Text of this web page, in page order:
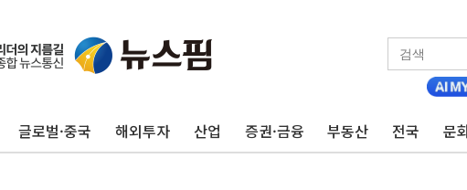
글로벌·중국 해외투자 산업 증권·금융 부동산 전국 문
풀무원푸드머스, 의정부시와 손 잡고 지역경제 활성화 앞장
카카오, 2분기 영업이익 2270억원...플랫폼 매출 효과에 36% 증가
신세계푸드, 국내산 멜론 활용한 베이커리 디저트 2종 내놔
예멘 후티 반군 "아덴만서 사우디 유조선 '데이지'호 미사일 공격"